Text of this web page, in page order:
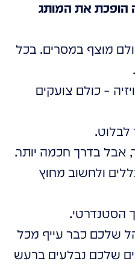
הופכת את המותג
מוצף במסרים. בכל
– כולם צועקים
לבלוט.
אבל בדרך חכמה יותר.
ולחשוב מחוץ
הסטנדרטי.
שלכם כבר עייף מכל
שלכם נבלעים ברעש